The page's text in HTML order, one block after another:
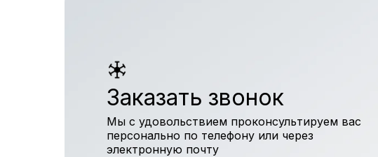
Заказать звонок
Мы с удовольствием проконсультируем вас
персонально по телефону или через
электронную почту